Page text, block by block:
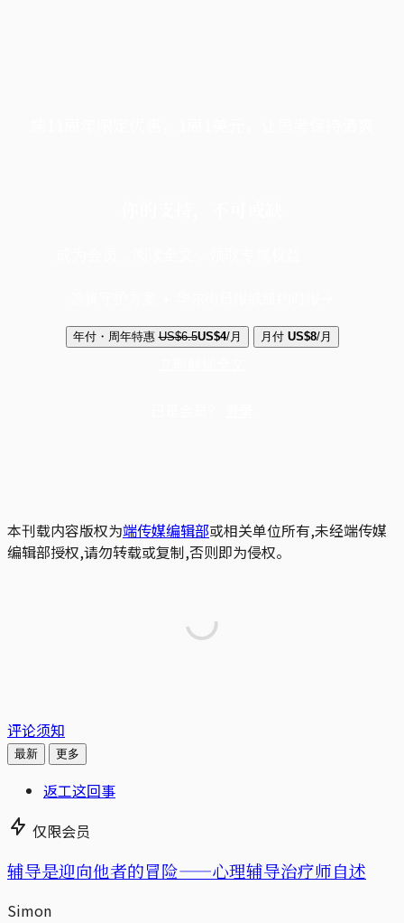
年付・周年特惠 US$6.5US$4/月 月付 US$8/月
本刊载内容版权为端传媒编辑部或相关单位所有,未经端传媒
编辑部授权,请勿转载或复制,否则即为侵权。
评论须知
最新 更多
返工这回事
仅限会员
辅导是迎向他者的冒险——心理辅导治疗师自述
Simon